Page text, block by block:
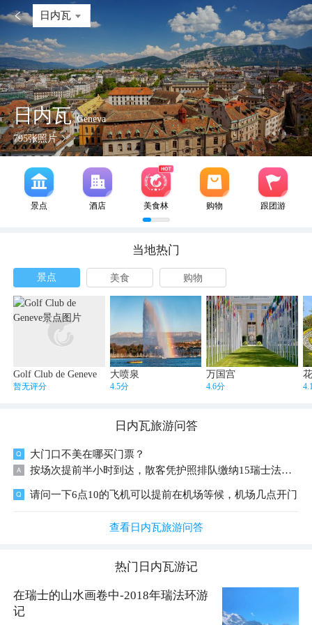
 日内瓦
日内瓦Geneva
795张照片
景点 酒店 美食林 购物 跟团游
当地热门
景点 美食 购物
Golf Club de Geneve
暂无评分
大喷泉
4.5分
万国宫
4.6分
日内瓦旅游问答
大门口不美在哪买门票？
按场次提前半小时到达，散客凭护照排队缴纳15瑞士法郎，需经过两道安检佩戴现场制作的胸牌，由E39号门进入参观，随机20人一组配一名讲解引导员（没有中文）&hellip;&hellip; 万国宫门前虽有联合国警察站岗，但允许游人跟随讲解人员参观，进入时须出示护照，参观全程须佩戴特制徽章，每天的导览从10:30开始，时长约为1小时，最后一波讲解于16:00开始。每天能参观的地点视当日会议征用情况而定。等待参观时可以去售票处旁的纪念品店逛一逛，在这里购买的明信片可以盖上联合国的戳，很有纪念意义。 帮到您，请点绿色采纳！
请问一下6点10的飞机可以提前在机场等候，机场几点开门
查看日内瓦旅游问答
热门 日内瓦游记
在瑞士的山水画卷中-2018年瑞法环游
记